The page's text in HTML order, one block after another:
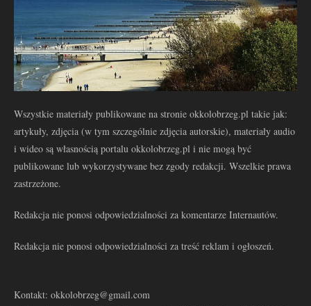
Wszystkie materiały publikowane na stronie okkolobrzeg.pl takie jak:
artykuły, zdjęcia (w tym szczególnie zdjęcia autorskie), materiały audio
i wideo są własnością portalu okkolobrzeg.pl i nie mogą być
publikowane lub wykorzystywane bez zgody redakcji. Wszelkie prawa
zastrzeżone.
Redakcja nie ponosi odpowiedzialności za komentarze Internautów.
Redakcja nie ponosi odpowiedzialności za treść reklam i ogłoszeń.
Kontakt: okkolobrzeg@gmail.com